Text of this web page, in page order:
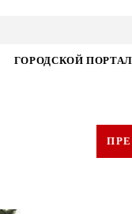
ГОРОДСКОЙ ПОРТАЛ